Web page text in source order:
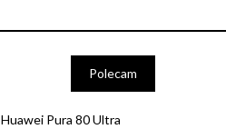
Polecam
Huawei Pura 80 Ultra